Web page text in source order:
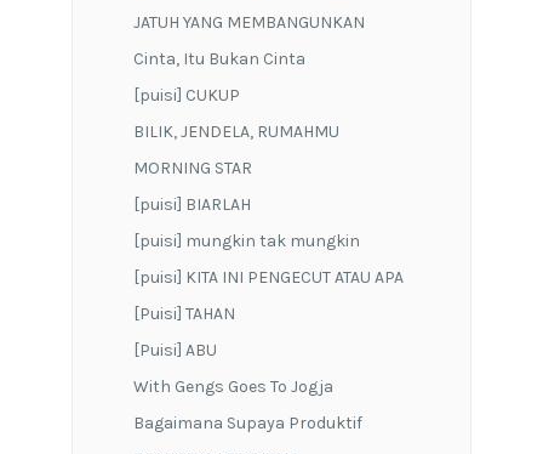
JATUH YANG MEMBANGUNKAN
Cinta, Itu Bukan Cinta
[puisi] CUKUP
BILIK, JENDELA, RUMAHMU
MORNING STAR
[puisi] BIARLAH
[puisi] mungkin tak mungkin
[puisi] KITA INI PENGECUT ATAU APA
[Puisi] TAHAN
[Puisi] ABU
With Gengs Goes To Jogja
Bagaimana Supaya Produktif